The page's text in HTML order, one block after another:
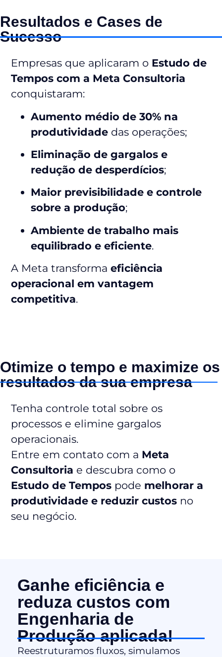
Resultados e Cases de
Sucesso
Empresas que aplicaram o Estudo de
Tempos com a Meta Consultoria
conquistaram:
Aumento médio de 30% na
produtividade das operações;
Eliminação de gargalos e
redução de desperdícios;
Maior previsibilidade e controle
sobre a produção;
Ambiente de trabalho mais
equilibrado e eficiente.
A Meta transforma eficiência
operacional em vantagem
competitiva.
Otimize o tempo e maximize os
resultados da sua empresa
Tenha controle total sobre os
processos e elimine gargalos
operacionais.
Entre em contato com a Meta
Consultoria e descubra como o
Estudo de Tempos pode melhorar a
produtividade e reduzir custos no
seu negócio.
Ganhe eficiência e
reduza custos com
Engenharia de
Produção aplicada!
Reestruturamos fluxos, simulamos